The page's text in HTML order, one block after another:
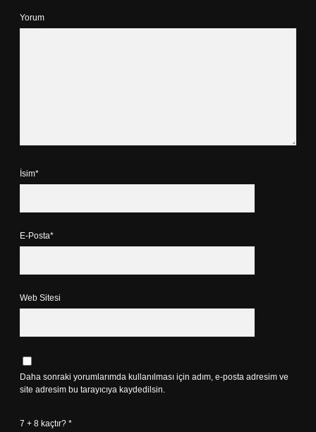
Yorum
İsim*
E-Posta*
Web Sitesi
Daha sonraki yorumlarımda kullanılması için adım, e-posta adresim ve
site adresim bu tarayıcıya kaydedilsin.
7 + 8 kaçtır? *